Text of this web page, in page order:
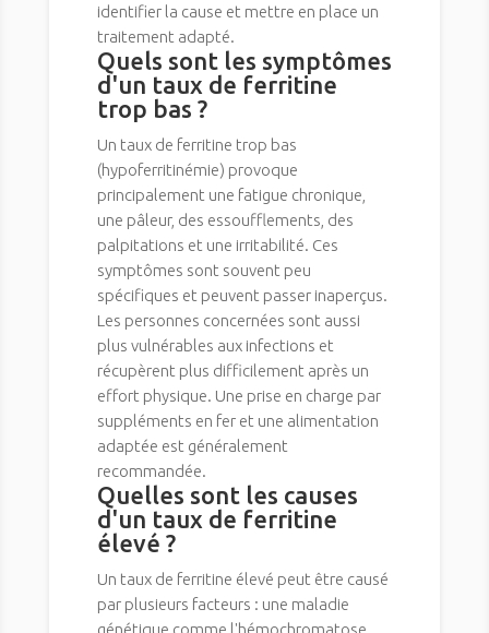
identifier la cause et mettre en place un
traitement adapté.
Quels sont les symptômes
d'un taux de ferritine
trop bas ?
Un taux de ferritine trop bas
(hypoferritinémie) provoque
principalement une fatigue chronique,
une pâleur, des essoufflements, des
palpitations et une irritabilité. Ces
symptômes sont souvent peu
spécifiques et peuvent passer inaperçus.
Les personnes concernées sont aussi
plus vulnérables aux infections et
récupèrent plus difficilement après un
effort physique. Une prise en charge par
suppléments en fer et une alimentation
adaptée est généralement
recommandée.
Quelles sont les causes
d'un taux de ferritine
élevé ?
Un taux de ferritine élevé peut être causé
par plusieurs facteurs : une maladie